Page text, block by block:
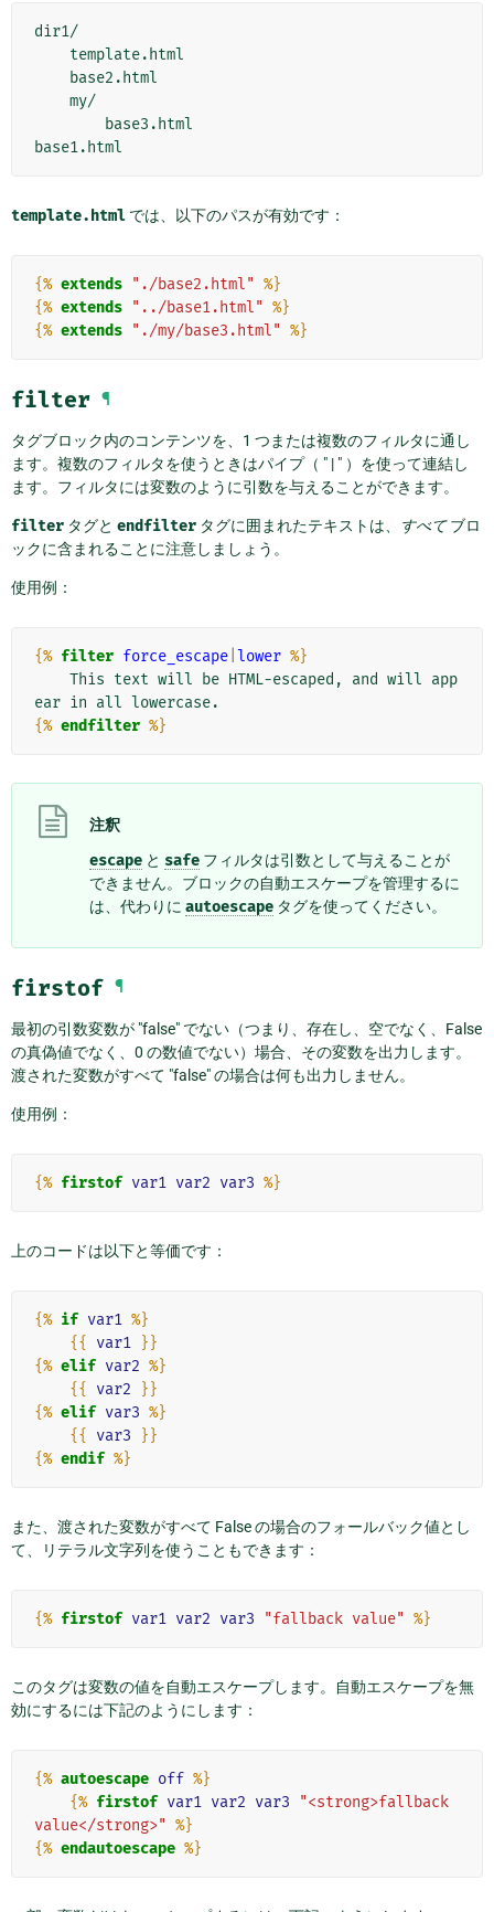
dir1/
template.html では、以下のパスが有効です：
{% extends "./base2.html" %}
{% extends "../base1.html" %}
{% extends "./my/base3.html" %}
filter ¶
タグブロック内のコンテンツを、1 つまたは複数のフィルタに通し
ます。複数のフィルタを使うときはパイプ（ " | " ）を使って連結し
ます。フィルタには変数のように引数を与えることができます。
filter タグと endfilter タグに囲まれたテキストは、 すべてブロ
ックに含まれることに注意しましょう。
使用例：
{% filter force_escape lower %}
{% endfilter %}
注釈
escape と safe フィルタは引数として与えることが
できません。ブロックの自動エスケープを管理するに
は、代わりに autoescape タグを使ってください。
firstof ¶
最初の引数変数が "false" でない（つまり、存在し、空でなく、False
の真偽値でなく、0 の数値でない）場合、その変数を出力します。
渡された変数がすべて "false" の場合は何も出力しません。
使用例：
{% firstof var1 var2 var3 %}
上のコードは以下と等価です：
{% if var1 %}
{{
var1 }}
{% elif var2 %}
{{
var2
}}
{% elif var3 %}
{{
var3
}}
{% endif %}
また、渡された変数がすべて False の場合のフォールバック値とし
て、リテラル文字列を使うこともできます：
{% firstof var1 var2 var3 "fallback value" %}
このタグは変数の値を自動エスケープします。自動エスケープを無
効にするには下記のようにします：
{% autoescape off %}
{% firstof var1 var2 var3
"<strong>fallback
value</strong>" %}
{% endautoescape %}